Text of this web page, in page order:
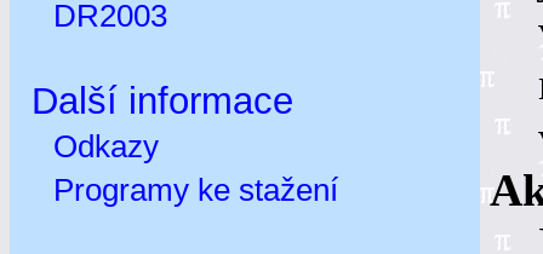
DR2003
Další informace
Odkazy
Programy ke stažení